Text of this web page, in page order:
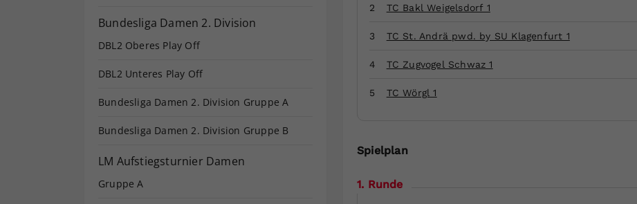
2 TC Bakl Weigelsdorf 1
3 TC St. Andrä pwd. by SU Klagenfurt 1
4 TC Zugvogel Schwaz 1
5 TC Wörgl 1
Spielplan
1. Runde
Bundesliga Damen 2. Division
DBL2 Oberes Play Off
DBL2 Unteres Play Off
Bundesliga Damen 2. Division Gruppe A
Bundesliga Damen 2. Division Gruppe B
LM Aufstiegsturnier Damen
Gruppe A
Webseiten-Betreiber dies eingestellt hat.